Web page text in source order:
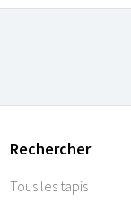
Rechercher
Tous les tapis